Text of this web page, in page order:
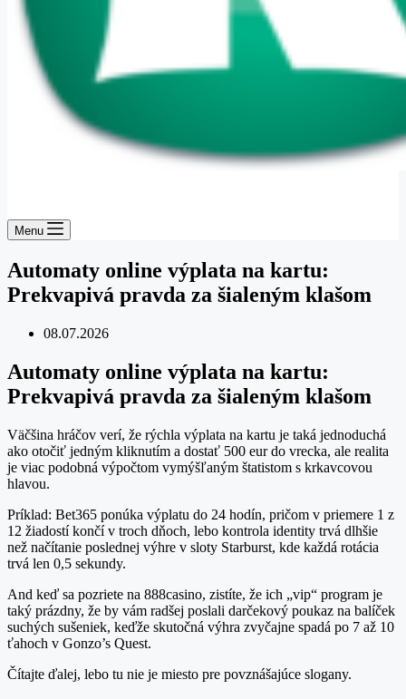
Menu
Automaty online výplata na kartu:
Prekvapivá pravda za šialeným klašom
08.07.2026
Automaty online výplata na kartu:
Prekvapivá pravda za šialeným klašom
Väčšina hráčov verí, že rýchla výplata na kartu je taká jednoduchá
ako otočiť jedným kliknutím a dostať 500 eur do vrecka, ale realita
je viac podobná výpočtom vymýšľaným štatistom s krkavcovou
hlavou.
Príklad: Bet365 ponúka výplatu do 24 hodín, pričom v priemere 1 z
12 žiadostí končí v troch dňoch, lebo kontrola identity trvá dlhšie
než načítanie poslednej výhre v sloty Starburst, kde každá rotácia
trvá len 0,5 sekundy.
And keď sa pozriete na 888casino, zistíte, že ich „vip“ program je
taký prázdny, že by vám radšej poslali darčekový poukaz na balíček
suchých sušeniek, keďže skutočná výhra zvyčajne spadá po 7 až 10
ťahoch v Gonzo’s Quest.
Čítajte ďalej, lebo tu nie je miesto pre povznášajúce slogany.